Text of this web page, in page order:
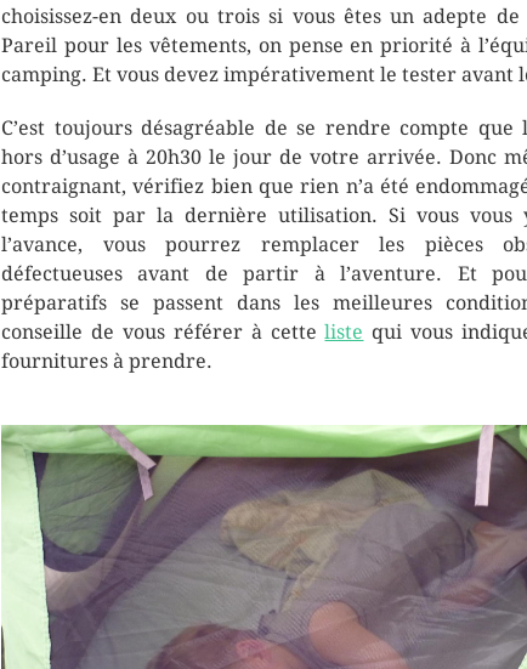
choisissez-en deux ou trois si vous êtes un adepte
Pareil pour les vêtements, on pense en priorité à
camping. Et vous devez impérativement le tester avant
C’est toujours désagréable de se rendre compte que
hors d’usage à 20h30 le jour de votre arrivée. Donc
contraignant, vérifiez bien que rien n’a été
temps soit par la dernière utilisation. Si vous vous
l’avance, vous pourrez remplacer les pièces
défectueuses avant de partir à l’aventure. Et
préparatifs se passent dans les meilleures
conseille de vous référer à cetteliste qui vous
fournitures à prendre.